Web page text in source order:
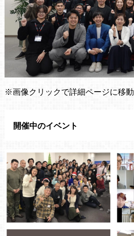
※画像クリックで詳細ページに移動
開催中のイベント